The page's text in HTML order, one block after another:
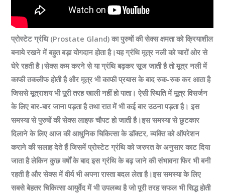
प्रोस्टेट ग्रंथि (Prostate Gland) का पुरुषों की सेक्स क्षमता को क्रियाशील
बनाये रखने में बहुत बड़ा योगदान होता है।यह ग्रंथि मूत्र नली को चारों ओर से
घेरे रहती है।सेक्स कम करने से या ग्रंथि बढ़कर सूज जाती है तो मूत्र नली में
काफी तकलीफ होती है और मूत्र भी काफी प्रयास के बाद रुक-रुक कर आता है
जिससे मूत्राशय भी पूरी तरह खाली नहीं हो पाता। ऐसी स्थिति में मूत्र विसर्जन
के लिए बार-बार जाना पड़ता है तथा रात में भी कई बार उठना पड़ता है। इस
समस्या से पुरुषों की सेक्स लाइफ चौपट हो जाती है।इस समस्या से छुटकार
दिलाने के लिए आज की आधुनिक चिकित्सा के डॉक्टर, व्यक्ति को ऑपरेशन
कराने की सलाह देते हैं जिसमें प्रोस्टेट ग्रंथि को जरुरत के अनुसार काट दिया
जाता है लेकिन कुछ वर्षों के बाद इस ग्रंथि के बढ़ जाने की संभावना फिर भी बनी
रहती है और सेक्स में वीर्य भी अपना रास्ता बदल लेता है।इस समस्या के लिए
सबसे बेहतर चिकित्सा आयुर्वेद में भी उपलब्ध है जो पूरी तरह सफल भी सिद्ध होती